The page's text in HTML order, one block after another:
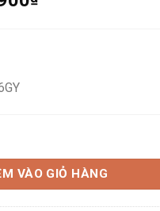
S56SW316GY 3P
VÀO GIỎ HÀNG